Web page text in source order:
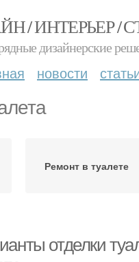
/ ИНТЕРЬЕР /
дизайнерские
новости
Ремонт в туалете
отделки